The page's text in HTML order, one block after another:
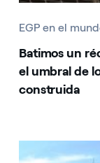
EGP en el
Batimos un
el umbral de
construida